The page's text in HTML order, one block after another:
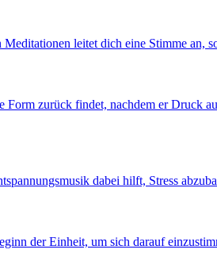
leitet dich eine Stimme an,
zurück findet, nachdem er Druck
dabei hilft, Stress
der Einheit, um sich darauf